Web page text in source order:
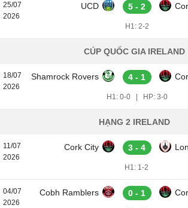
25/07
2026
UCD 5 - 2
H1: 2-2
CÚP QUỐC GIA IRELAND
18/07
2026
Shamrock Rovers 4 - 1
H1: 0-0 HP: 3-0
HẠNG 2 IRELAND
11/07
2026
Cork City 3 - 4
H1: 1-2
04/07
2026
Cobh Ramblers 0 - 1